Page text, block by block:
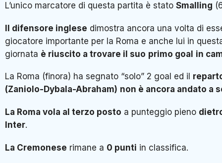
L’unico marcatore di questa partita è stato Smalling
Il difensore inglese dimostra ancora una volta di
giocatore importante per la Roma e anche lui in
giornata è riuscito a trovare il suo primo goal in
La Roma (finora) ha segnato “solo” 2 goal ed il
(Zaniolo-Dybala-Abraham) non è ancora andato a
La Roma vola al terzo posto a punteggio pieno
Inter.
La Cremonese rimane a 0 punti in classifica.